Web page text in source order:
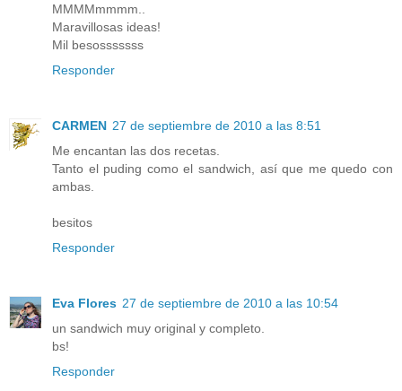
MMMMmmmm..
Maravillosas ideas!
Mil besosssssss
Responder
CARMEN 27 de septiembre de 2010 a las 8:51
Me encantan las dos recetas.
Tanto el puding como el sandwich, así que me quedo con
ambas.
besitos
Responder
Eva Flores 27 de septiembre de 2010 a las 10:54
un sandwich muy original y completo.
bs!
Responder